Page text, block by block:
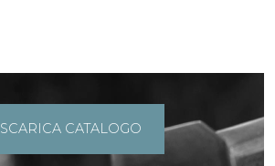
SCARICA CATALOGO